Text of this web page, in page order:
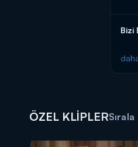
Bizi
ÖZEL KLİPLERSırala